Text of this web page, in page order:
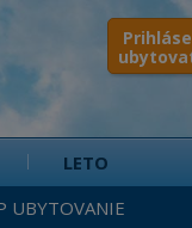
UBYTOVANIE
LETO
Krb